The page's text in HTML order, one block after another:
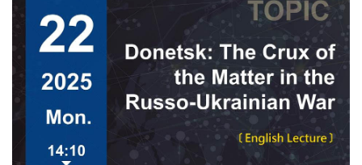
Speaker: Dr. Roger C. F. Liu, Assistant Professor, International
Master’s Program of Asia-Pacific Affairs, National Sun Yat-sen
University 國立中山大學亞太事務英語碩士學位學程 劉奇峯助
理教授 Organizers: Office of International Affairs/ Sun Yat-sen
America Center, National Sun Yat-sen University國立中山大學
國際事務處/中山美國中心 American Institute in Taiwan
Kaohsiung Branch Office美國在台協會高雄分處 報名連結